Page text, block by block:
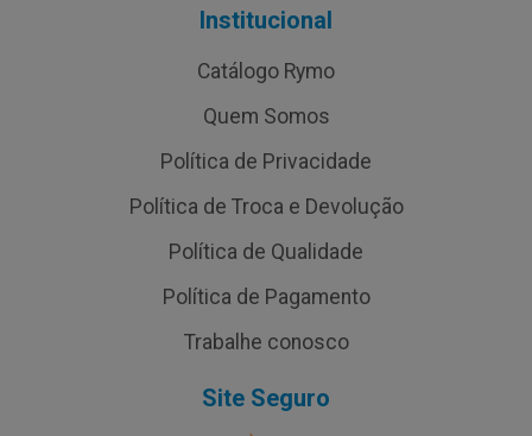
Institucional
Catálogo Rymo
Quem Somos
Política de Privacidade
Política de Troca e Devolução
Política de Qualidade
Política de Pagamento
Trabalhe conosco
Site Seguro